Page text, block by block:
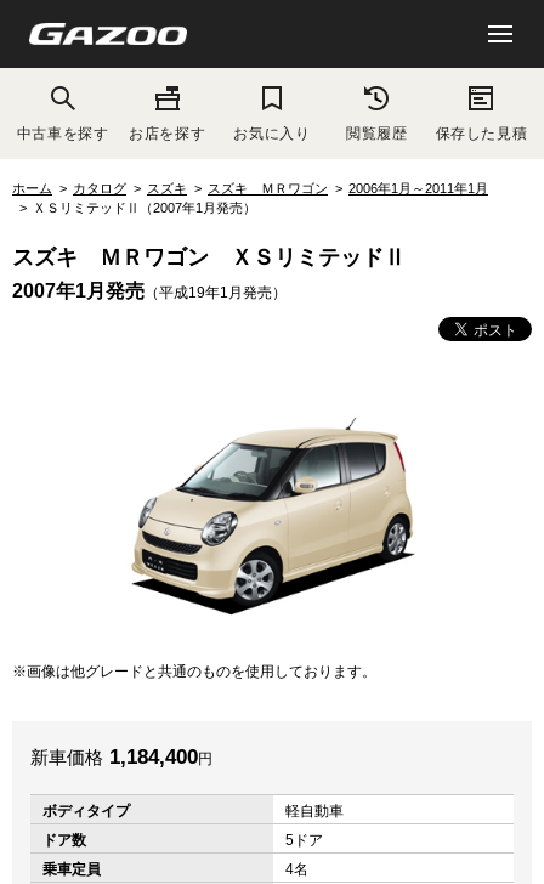
中古車を探す お店を探す お気に入り 閲覧履歴 保存した見積
ホーム カタログ スズキ スズキ ＭＲワゴン
2006年1月～2011年1月
ＸＳリミテッドⅡ（2007年1月発売）
スズキ ＭＲワゴン ＸＳリミテッドⅡ
2007年1月発売 （平成19年1月発売）
画像は他グレードと共通のものを使用しております。
新車価格 1,184,400円
ボディタイプ
軽自動車
ドア数
5ドア
乗車定員
4名